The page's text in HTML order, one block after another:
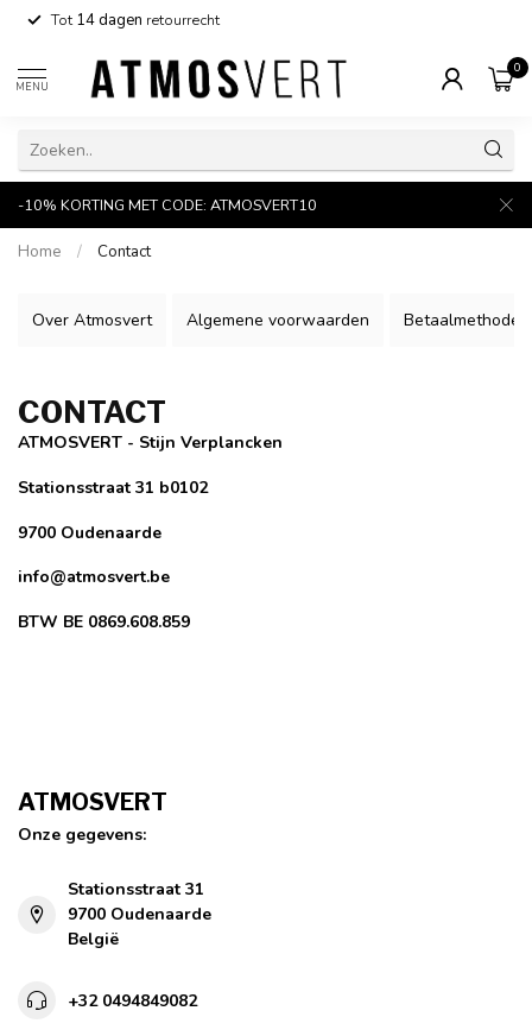
Tot14 dagen retourrecht
MENU
0
-10% KORTING MET CODE: ATMOSVERT10
Home / Contact
Over Atmosvert Algemene voorwaarden Betaalmethoden
CONTACT
ATMOSVERT - Stijn Verplancken
Stationsstraat 31 b0102
9700 Oudenaarde
info@atmosvert.be
BTW BE 0869.608.859
ATMOSVERT
Onze gegevens:
Stationsstraat 31
9700 Oudenaarde
België
+32 0494849082